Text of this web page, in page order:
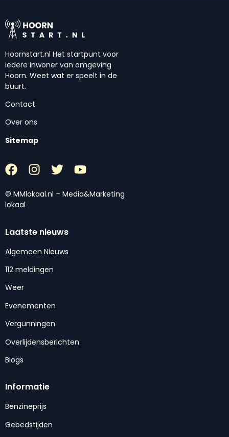
Hoornstart.nl Het startpunt voor
iedere inwoner van omgeving
Hoorn. Weet wat er speelt in de
buurt.
Contact
Over ons
Sitemap
© MMlokaal.nl – Media&Marketing
lokaal
Laatste nieuws
Algemeen Nieuws
112 meldingen
Weer
Evenementen
Vergunningen
Overlijdensberichten
Blogs
Informatie
Benzineprijs
Gebedstijden